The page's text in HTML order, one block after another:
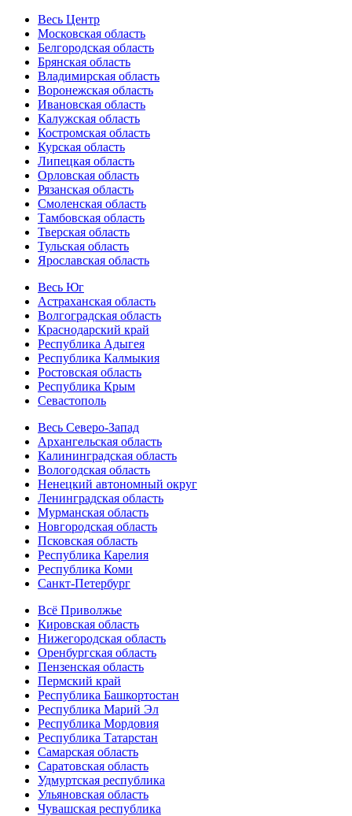
Весь Центр
Московская область
Белгородская область
Брянская область
Владимирская область
Воронежская область
Ивановская область
Калужская область
Костромская область
Курская область
Липецкая область
Орловская область
Рязанская область
Смоленская область
Тамбовская область
Тверская область
Тульская область
Ярославская область
Весь Юг
Астраханская область
Волгоградская область
Краснодарский край
Республика Адыгея
Республика Калмыкия
Ростовская область
Республика Крым
Севастополь
Весь Северо-Запад
Архангельская область
Калининградская область
Вологодская область
Ненецкий автономный округ
Ленинградская область
Мурманская область
Новгородская область
Псковская область
Республика Карелия
Республика Коми
Санкт-Петербург
Всё Приволжье
Кировская область
Нижегородская область
Оренбургская область
Пензенская область
Пермский край
Республика Башкортостан
Республика Марий Эл
Республика Мордовия
Республика Татарстан
Самарская область
Саратовская область
Удмуртская республика
Ульяновская область
Чувашская республика